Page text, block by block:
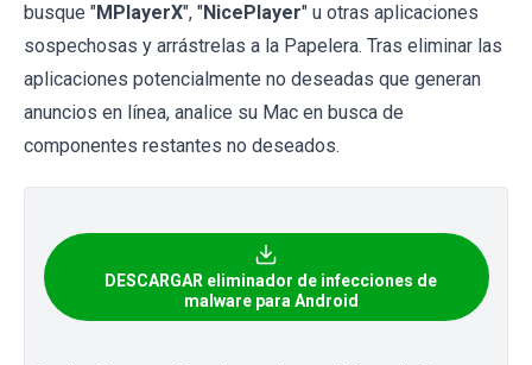
busque "MPlayerX", "NicePlayer" u otras aplicaciones
sospechosas y arrástrelas a la Papelera. Tras eliminar las
aplicaciones potencialmente no deseadas que generan
anuncios en línea, analice su Mac en busca de
componentes restantes no deseados.
DESCARGAR eliminador de infecciones de
malware para Android